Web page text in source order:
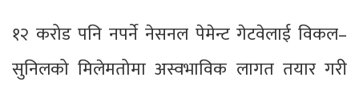
१२ करोड पनि नपर्ने नेसनल पेमेन्ट गेटवेलाई विकल–
सुनिलको मिलेमतोमा अस्वभाविक लागत तयार गरी